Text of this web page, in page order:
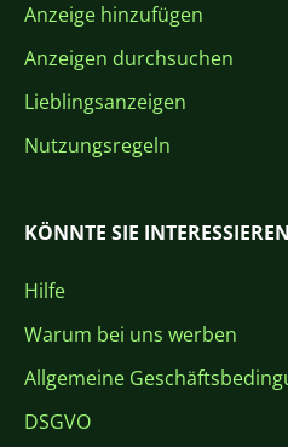
Anzeige hinzufügen
Anzeigen durchsuchen
Lieblingsanzeigen
Nutzungsregeln
KÖNNTE SIE INTERESSIEREN
Hilfe
Warum bei uns werben
Allgemeine
DSGVO